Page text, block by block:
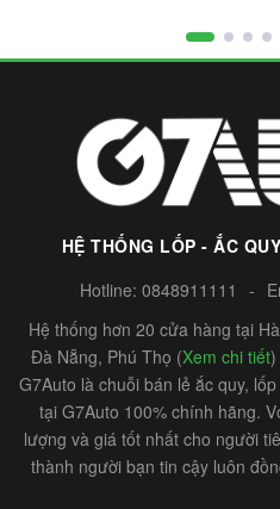
HỆ THỐNG LỐP - ẮC
Hotline: 0848911111 -
Hệ thống hơn 20 cửa hàng tại
Đà Nẵng, Phú Thọ (Xem chi tiết)
G7Auto là chuỗi bán lẻ ắc quy,
tại G7Auto 100% chính hãng.
lượng và giá tốt nhất cho người
thành người bạn tin cậy luôn